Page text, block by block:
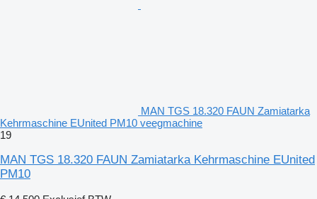
MAN TGS 18.320 FAUN Zamiatarka
Kehrmaschine EUnited PM10 veegmachine
19
MAN TGS 18.320 FAUN Zamiatarka Kehrmaschine EUnited
PM10